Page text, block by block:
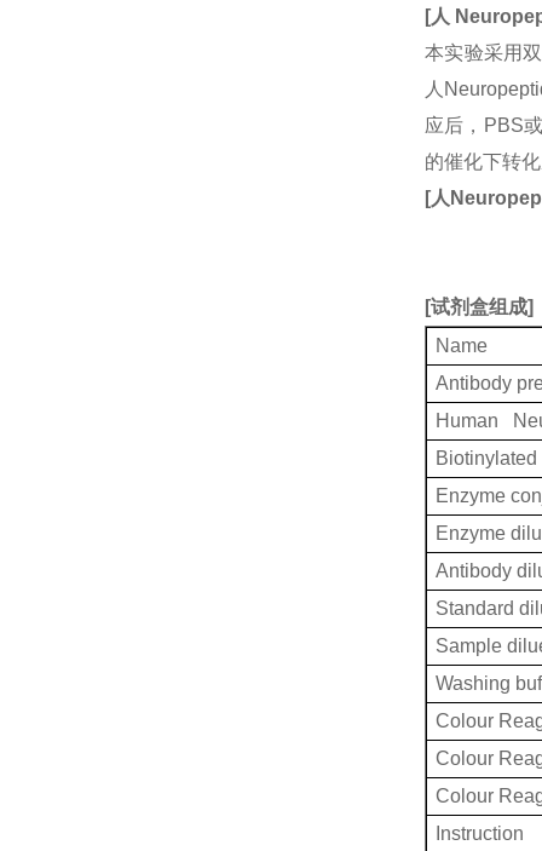
[人
本实验采用
人
应后，PBS
的催化下转
[人
[试剂盒组成]
Name
Antibody
Human
Enzyme
Enzyme
Antibody
Standard
Sample
Washing
Colour
Colour
Colour
Instruction